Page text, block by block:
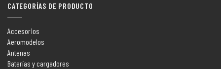
CATEGORÍAS DE PRODUCTO
Accesorios
Aeromodelos
Antenas
Baterías y cargadores